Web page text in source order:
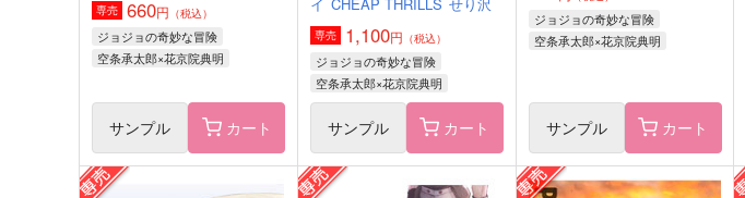
専売 660円 （税込）
ジョジョの奇妙な冒険
空条承太郎×花京院典明
サンプル カート
専売 1,100円 （税込）
ジョジョの奇妙な冒険
空条承太郎×花京院典明
サンプル カート
ジョジョの奇妙な冒険
空条承太郎×花京院典明
サンプル カート